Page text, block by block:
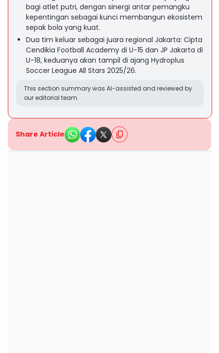
bagi atlet putri, dengan sinergi antar pemangku
kepentingan sebagai kunci membangun ekosistem
sepak bola yang kuat.
Dua tim keluar sebagai juara regional Jakarta: Cipta
Cendikia Football Academy di U-15 dan JP Jakarta di
U-18, keduanya akan tampil di ajang Hydroplus
Soccer League All Stars 2025/26.
This section summary was AI-assisted and reviewed by
our editorial team.
Share Article